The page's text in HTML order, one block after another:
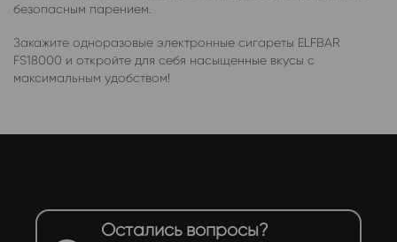
безопасным парением.
Закажите одноразовые электронные сигареты ELFBAR
FS18000 и откройте для себя насыщенные вкусы с
максимальным удобством!
Остались вопросы?